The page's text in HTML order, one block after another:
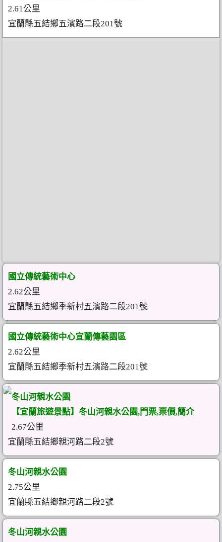
2.61公里
宜蘭縣五結鄉五濱路二段201號
國立傳統藝術中心
2.62公里
宜蘭縣五結鄉季新村五濱路二段201號
國立傳統藝術中心宜蘭傳藝園區
2.62公里
宜蘭縣五結鄉季新村五濱路二段201號
冬山河親水公園
【宜蘭旅遊景點】冬山河親水公園,門票,票價,簡介
2.67公里
宜蘭縣五結鄉親河路二段2號
冬山河親水公園
2.75公里
宜蘭縣五結鄉親河路二段2號
冬山河親水公園